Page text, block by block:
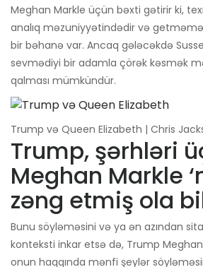
Meghan Markle üçün bəxti gətirir ki,
analıq məzuniyyətindədir və
bir bəhanə var. Ancaq gələcəkdə
sevmədiyi bir adamla çörək kəsmək
qalması mümkündür.
Trump və Queen Elizabeth | Chris
Trump, şərhləri
Meghan Markle
zəng etmiş ola
Bunu söyləməsini və ya ən azından
konteksti inkar etsə də, Trump
onun haqqında mənfi şeylər